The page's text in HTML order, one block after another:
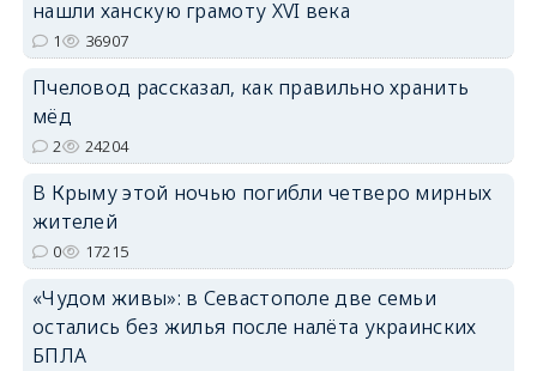
erid: 2SDnjdPjgYS
erid: 2SDnjdvhGXG
нашли ханскую грамоту XVI века
1 36907
Пчеловод рассказал, как правильно хранить
мёд
2 24204
В Крыму этой ночью погибли четверо мирных
жителей
0 17215
«Чудом живы»: в Севастополе две семьи
остались без жилья после налёта украинских
БПЛА